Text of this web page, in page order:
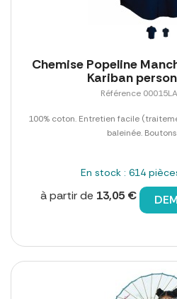
Chemise Popeline
Kariban
Référence
100% coton. Entretien facile
baleinée.
En stock : 614
à partir de 13,05 €